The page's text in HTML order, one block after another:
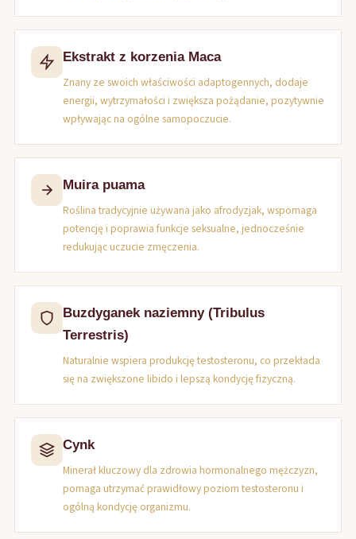
Ekstrakt z korzenia Maca
Znany ze swoich właściwości adaptogennych, dodaje
energii, wytrzymałości i zwiększa pożądanie, pozytywnie
wpływając na ogólne samopoczucie.
Muira puama
Roślina tradycyjnie używana jako afrodyzjak, wspomaga
potencję i poprawia funkcje seksualne, jednocześnie
redukując uczucie zmęczenia.
Buzdyganek naziemny (Tribulus
Terrestris)
Naturalnie wspiera produkcję testosteronu, co przekłada
się na zwiększone libido i lepszą kondycję fizyczną.
Cynk
Minerał kluczowy dla zdrowia hormonalnego mężczyzn,
pomaga utrzymać prawidłowy poziom testosteronu i
ogólną kondycję organizmu.